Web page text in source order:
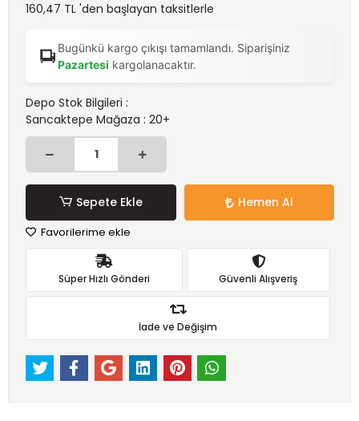
160,47 TL 'den başlayan taksitlerle
Bugünkü kargo çıkışı tamamlandı. Siparişiniz
Pazartesi kargolanacaktır.
Depo Stok Bilgileri :
Sancaktepe Mağaza : 20+
Sepete Ekle Hemen Al
Favorilerime ekle
Süper Hızlı Gönderi Güvenli Alışveriş
İade ve Değişim